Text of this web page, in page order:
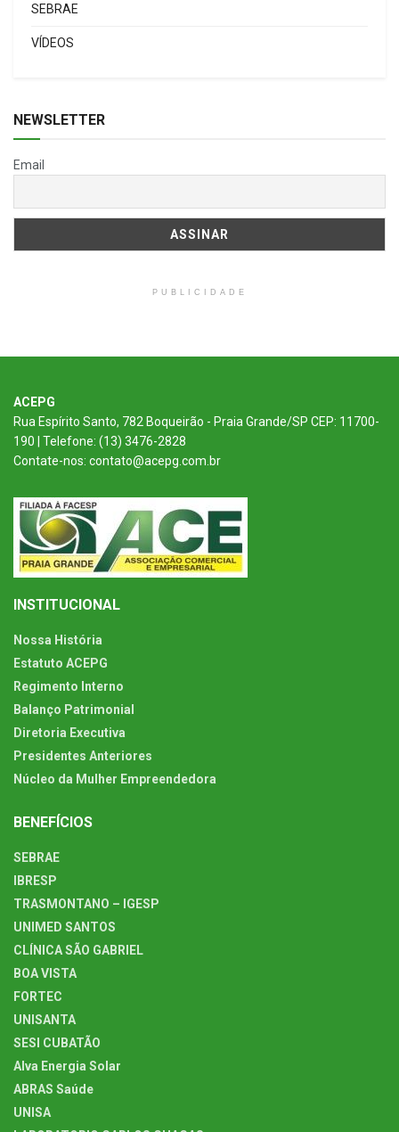
SEBRAE
VÍDEOS
NEWSLETTER
Email
PUBLICIDADE
ACEPG
Rua Espírito Santo, 782 Boqueirão - Praia Grande/SP CEP: 11700-
190 | Telefone: (13) 3476-2828
Contate-nos: contato@acepg.com.br
INSTITUCIONAL
Nossa História
Estatuto ACEPG
Regimento Interno
Balanço Patrimonial
Diretoria Executiva
Presidentes Anteriores
Núcleo da Mulher Empreendedora
BENEFÍCIOS
SEBRAE
IBRESP
TRASMONTANO – IGESP
UNIMED SANTOS
CLÍNICA SÃO GABRIEL
BOA VISTA
FORTEC
UNISANTA
SESI CUBATÃO
Alva Energia Solar
ABRAS Saúde
UNISA